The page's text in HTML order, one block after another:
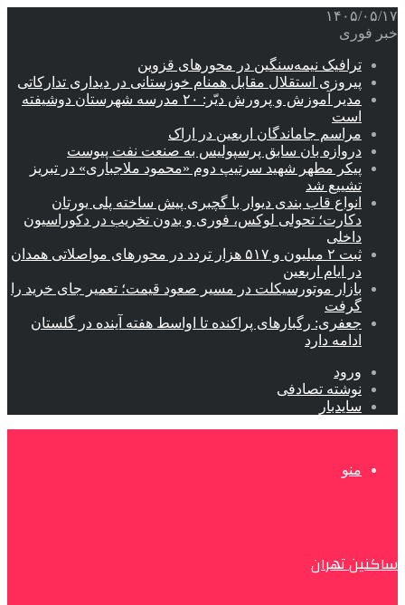
۱۴۰۵/۰۵/۱۷
خبر فوری
ترافیک نیمه‌سنگین در محورهای قزوین
پیروزی استقلال مقابل همنام خوزستانی در دیداری تدارکاتی
مدیر آموزش و پرورش دیّر: ۲۰ مدرسه شهرستان دوشیفته
است
مراسم جاماندگان اربعین در اراک
دروازه بان سابق پرسپولیس به صنعت نفت پیوست
پیکر مطهر شهید سرتیپ دوم «محمود ملاجباری» در تبریز
تشییع شد
انواع قاب بندی دیوار با گچبری پیش ساخته پلی یورتان
دکارت؛ تحولی لوکس، فوری و بدون تخریب در دکوراسیون
داخلی
ثبت ۲ میلیون و ۵۱۷ هزار تردد در محورهای مواصلاتی همدان
در ایام اربعین
بازار موتورسیکلت در مسیر صعود قیمت؛ تعمیر جای خرید را
گرفت
جعفری: رگبارهای پراکنده تا اواسط هفته آینده در گلستان
ادامه دارد
ورود
نوشته تصادفی
سایدبار
منو
ساکنین تهران